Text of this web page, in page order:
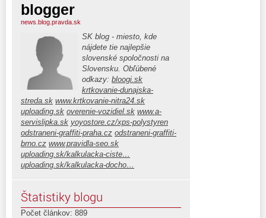
blogger
news.blog.pravda.sk
SK blog - miesto, kde
nájdete tie najlepšie
slovenské spoločnosti na
Slovensku. Obľúbené
odkazy: bloogi.sk
krtkovanie-dunajska-
streda.sk www.krtkovanie-nitra24.sk
uploading.sk overenie-vozidiel.sk www.a-
servislipka.sk yoyostore.cz/xps-polystyren
odstraneni-graffiti-praha.cz odstraneni-graffiti-
brno.cz www.pravidla-seo.sk
uploading.sk/kalkulacka-ciste…
uploading.sk/kalkulacka-docho…
Štatistiky blogu
Počet článkov: 889